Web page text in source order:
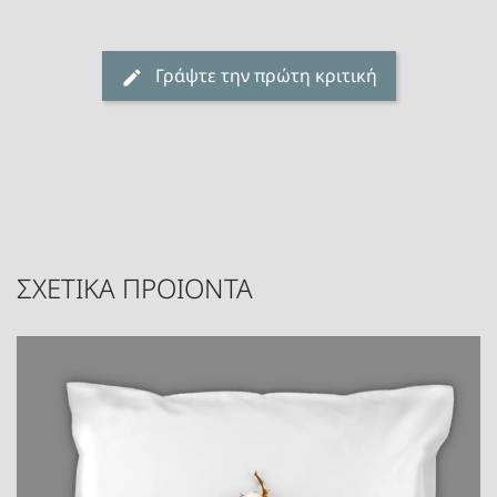
Γράψτε την πρώτη κριτική
ΣΧΕΤΙΚΑ ΠΡΟΙΟΝΤΑ